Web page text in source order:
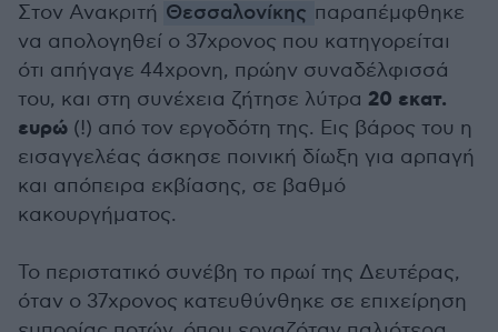
Στον Ανακριτή Θεσσαλονίκης παραπέμφθηκε
να απολογηθεί ο 37χρονος που κατηγορείται
ότι απήγαγε 44χρονη, πρώην συναδέλφισσά
του, και στη συνέχεια ζήτησε λύτρα 20 εκατ.
ευρώ (!) από τον εργοδότη της. Εις βάρος του η
εισαγγελέας άσκησε ποινική δίωξη για αρπαγή
και απόπειρα εκβίασης, σε βαθμό
κακουργήματος.
Το περιστατικό συνέβη το πρωί της Δευτέρας,
όταν ο 37χρονος κατευθύνθηκε σε επιχείρηση